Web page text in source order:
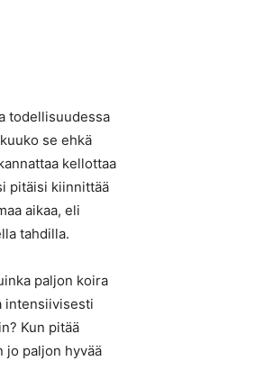
todellisuudessa
se ehkä
kellottaa
pitäisi kiinnittää
aikaa, eli
tahdilla.
paljon koira
intensiivisesti
Kun pitää
jo paljon hyvää